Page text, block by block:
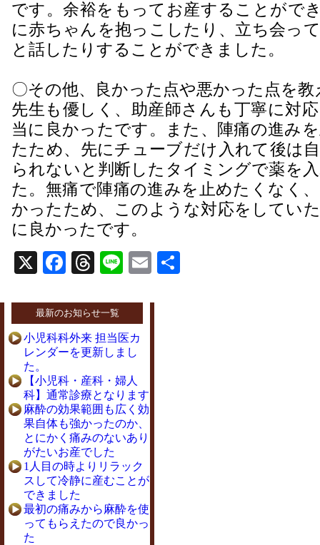
です。余裕をもってお産することがで
に赤ちゃんを抱っこしたり、立ち会っ
と話したりすることができました。
〇その他、良かった点や悪かった点を
先生も優しく、助産師さんも丁寧に対
当に良かったです。また、陣痛の進み
たため、先にチューブだけ入れて後は
られないと判断したタイミングで薬を
た。無痛で陣痛の進みを止めたくなく
かったため、このような対応をしてい
に良かったです。
X Facebook
Threads
LineEmail
最新のお知らせ一覧
小児科科外来 担当医カ
レンダーを更新しまし
た。
【小児科・産科・婦人
科】通常診療となります
麻酔の効果範囲も広く効
果自体も強かったのか、
とにかく痛みのないあり
がたいお産でした
1人目の時よりリラック
スして冷静に産むことが
できました
最初の痛みから麻酔を使
ってもらえたので良かっ
た